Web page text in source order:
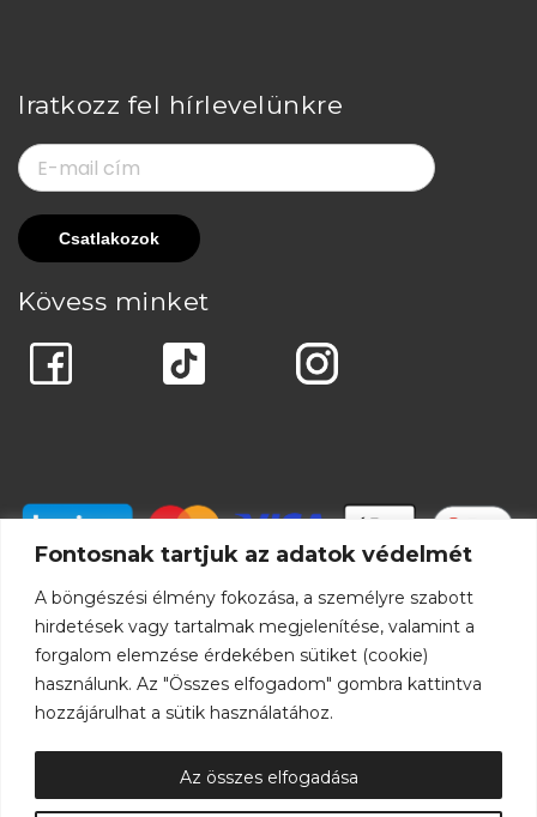
Fontosnak tartjuk az adatok védelmét
A böngészési élmény fokozása, a személyre szabott
hirdetések vagy tartalmak megjelenítése, valamint a
forgalom elemzése érdekében sütiket (cookie)
használunk. Az "Összes elfogadom" gombra kattintva
hozzájárulhat a sütik használatához.
Az összes elfogadása
Iratkozz fel hírlevelünkre
Kövess minket